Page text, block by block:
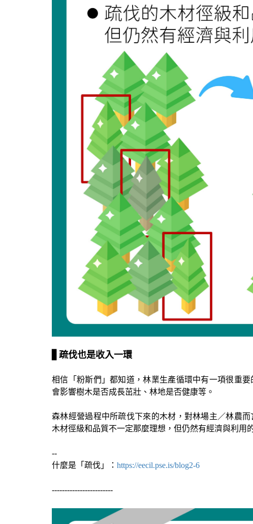
疏伐也是收入一環
相信「粉斯們」都知道，林業生產循環中有一項很重
會影響樹木是否成長茁壯、林地是否健康等。
森林經營過程中所疏伐下來的木材，對林場主／林農
木材徑級和品質不一定那麼理想，但仍然有經濟與利用
--
什麼是「疏伐」： https://eecil.pse.is/blog2-6
------------------------